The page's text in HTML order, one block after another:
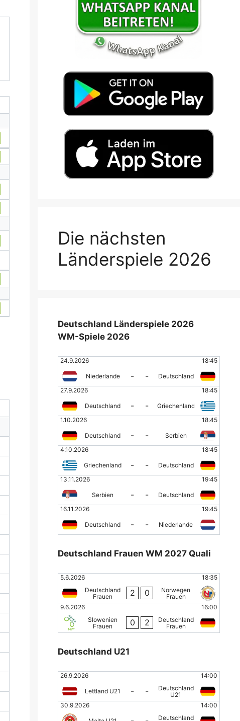
Die nächsten
Länderspiele 2026
Deutschland Länderspiele 2026
WM-Spiele 2026
24.9.2026 18:45
Niederlande - -
Deutschland
27.9.2026
18:45
Deutschland - -
Griechenland
1.10.2026
18:45
Deutschland - -
Serbien
4.10.2026
18:45
Griechenland - -
Deutschland
13.11.2026
19:45
Serbien - -
Deutschland
16.11.2026
19:45
Deutschland - - Niederlande
Deutschland Frauen WM 2027 Quali
5.6.2026
18:35
Deutschland
Frauen
2 0
Norwegen
Frauen
9.6.2026
16:00
Slowenien
Frauen
0 2
Deutschland
Frauen
Deutschland U21
26.9.2026 14:00
Lettland U21 - -
Deutschland
U21
30.9.2026
14:00
Deutschland